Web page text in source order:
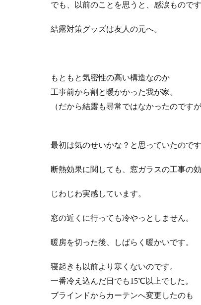
でも、以前のことを思うと、感涙ものです
結露対策グッズは友人の元へ。
もともと気密性の高い構造なのか
工事前から割と暖かかった我が家。
（だから結露も尋常ではなかったのですが
最初は気のせいかな？と思っていたのです
断熱効果に関しても、窓ガラスの工事の
じわじわ実感しています。
窓の近くに行っても冷やっとしません。
暖房を切った後、しばらく暖かいです。
寝起きも以前より寒くないのです。
一番冷え込んだ日でも15℃以上でした。
ブラインドからカーテンへ変更したのも